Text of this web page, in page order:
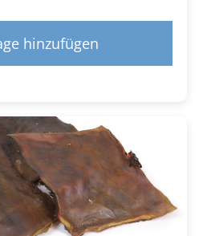
hinzufügen